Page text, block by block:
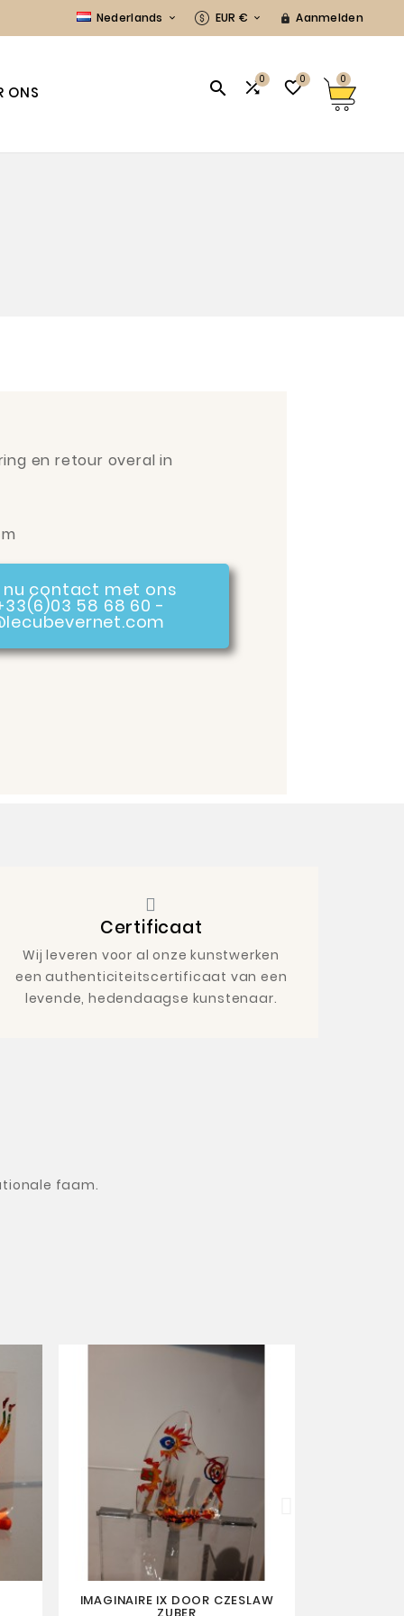
Nederlands  EUR €   Aanmelden
ONS  0 0 0
en retour overal in
nu contact met ons
58 68 60 -
Certificaat
Wij leveren voor al onze kunstwerken
een authenticiteitscertificaat van een
levende, hedendaagse kunstenaar.
faam.
IMAGINAIRE IX DOOR CZESLAW